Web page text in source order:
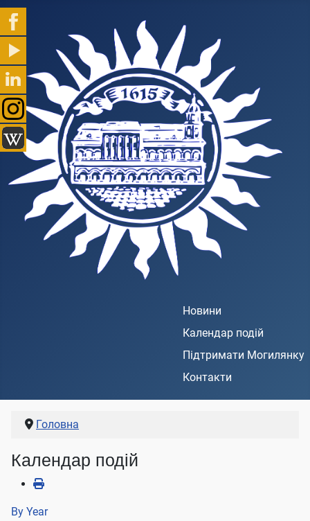
Новини
Календар подій
Підтримати Могилянку
Контакти
Головна
Календар подій
By Year